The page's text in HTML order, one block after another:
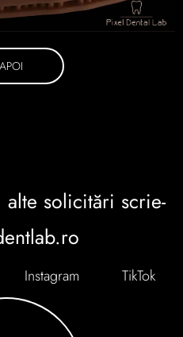
solicitări scrie-
Instagram TikTok